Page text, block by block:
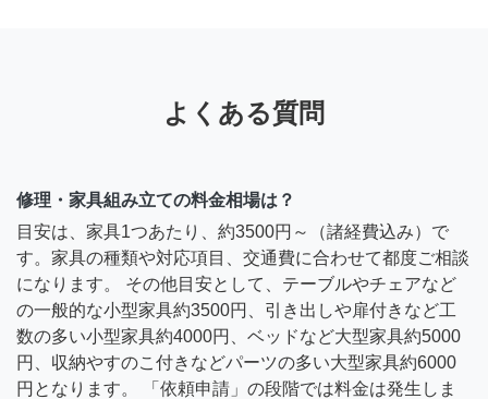
よくある質問
修理・家具組み立ての料金相場は？
目安は、家具1つあたり、約3500円～（諸経費込み）で
す。家具の種類や対応項目、交通費に合わせて都度ご相談
になります。 その他目安として、テーブルやチェアなど
の一般的な小型家具約3500円、引き出しや扉付きなど工
数の多い小型家具約4000円、ベッドなど大型家具約5000
円、収納やすのこ付きなどパーツの多い大型家具約6000
円となります。 「依頼申請」の段階では料金は発生しま